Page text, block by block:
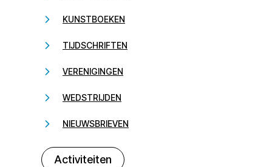
KUNSTBOEKEN
TIJDSCHRIFTEN
VERENIGINGEN
WEDSTRIJDEN
NIEUWSBRIEVEN
Activiteiten
232323